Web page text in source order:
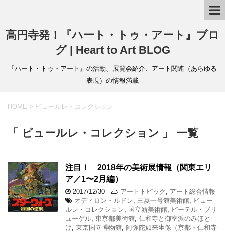
高円寺発！『ハート・トゥ・アート』ブロ
グ | Heart to Art BLOG
『ハート・トゥ・アート』の活動、展覧会紹介、アート関連（あらゆる
表現）の情報満載
HOME > ビュールレ・コレクション
「 ビュールレ・コレクション 」 一覧
注目！ 2018年の美術展情報（関東エリ
ア／1〜2月編）
2017/12/30 -アートトピック
アート総合情報
オディロン・ルドン
三菱一号館美術館
ビュー
ルレ・コレクション
国立新美術館
ピーテル・ブリ
ューゲル 東京都美術館 仁和寺と御室派のみほと
け 東京国立博物館 阿弥陀如来坐像（京都・仁和寺